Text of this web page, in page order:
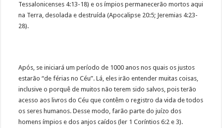
Tessalonicenses 4:13-18) e os ímpios permanecerão mortos aqui
na Terra, desolada e destruída (Apocalipse 20:5; Jeremias 4:23-
28).
Após, se iniciará um período de 1000 anos nos quais os justos
estarão “de férias no Céu”. Lá, eles irão entender muitas coisas,
inclusive o porquê de muitos não terem sido salvos, pois terão
acesso aos livros do Céu que contêm o registro da vida de todos
os seres humanos. Desse modo, farão parte do juízo dos
homens ímpios e dos anjos caídos (ler 1 Coríntios 6:2 e 3).